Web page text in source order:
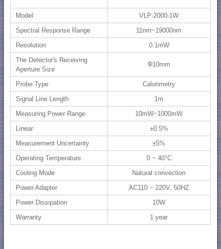
Model
VLP-2000-1W
Spectral Response Range
11nm~19000nm
Resolution
0.1mW
The Detector's Receiving
Aperture Size
Φ10mm
Probe Type
Calorimetry
Signal Line Length
1m
Measuring Power Range
10mW~1000mW
Linear
±0.5%
Measurement Uncertainty
±5%
Operating Temperature
0 ~ 40°C
Cooling Mode
Natural convection
Power Adapter
AC110 ~ 220V, 50HZ
Power Dissipation
10W
Warranty
1 year